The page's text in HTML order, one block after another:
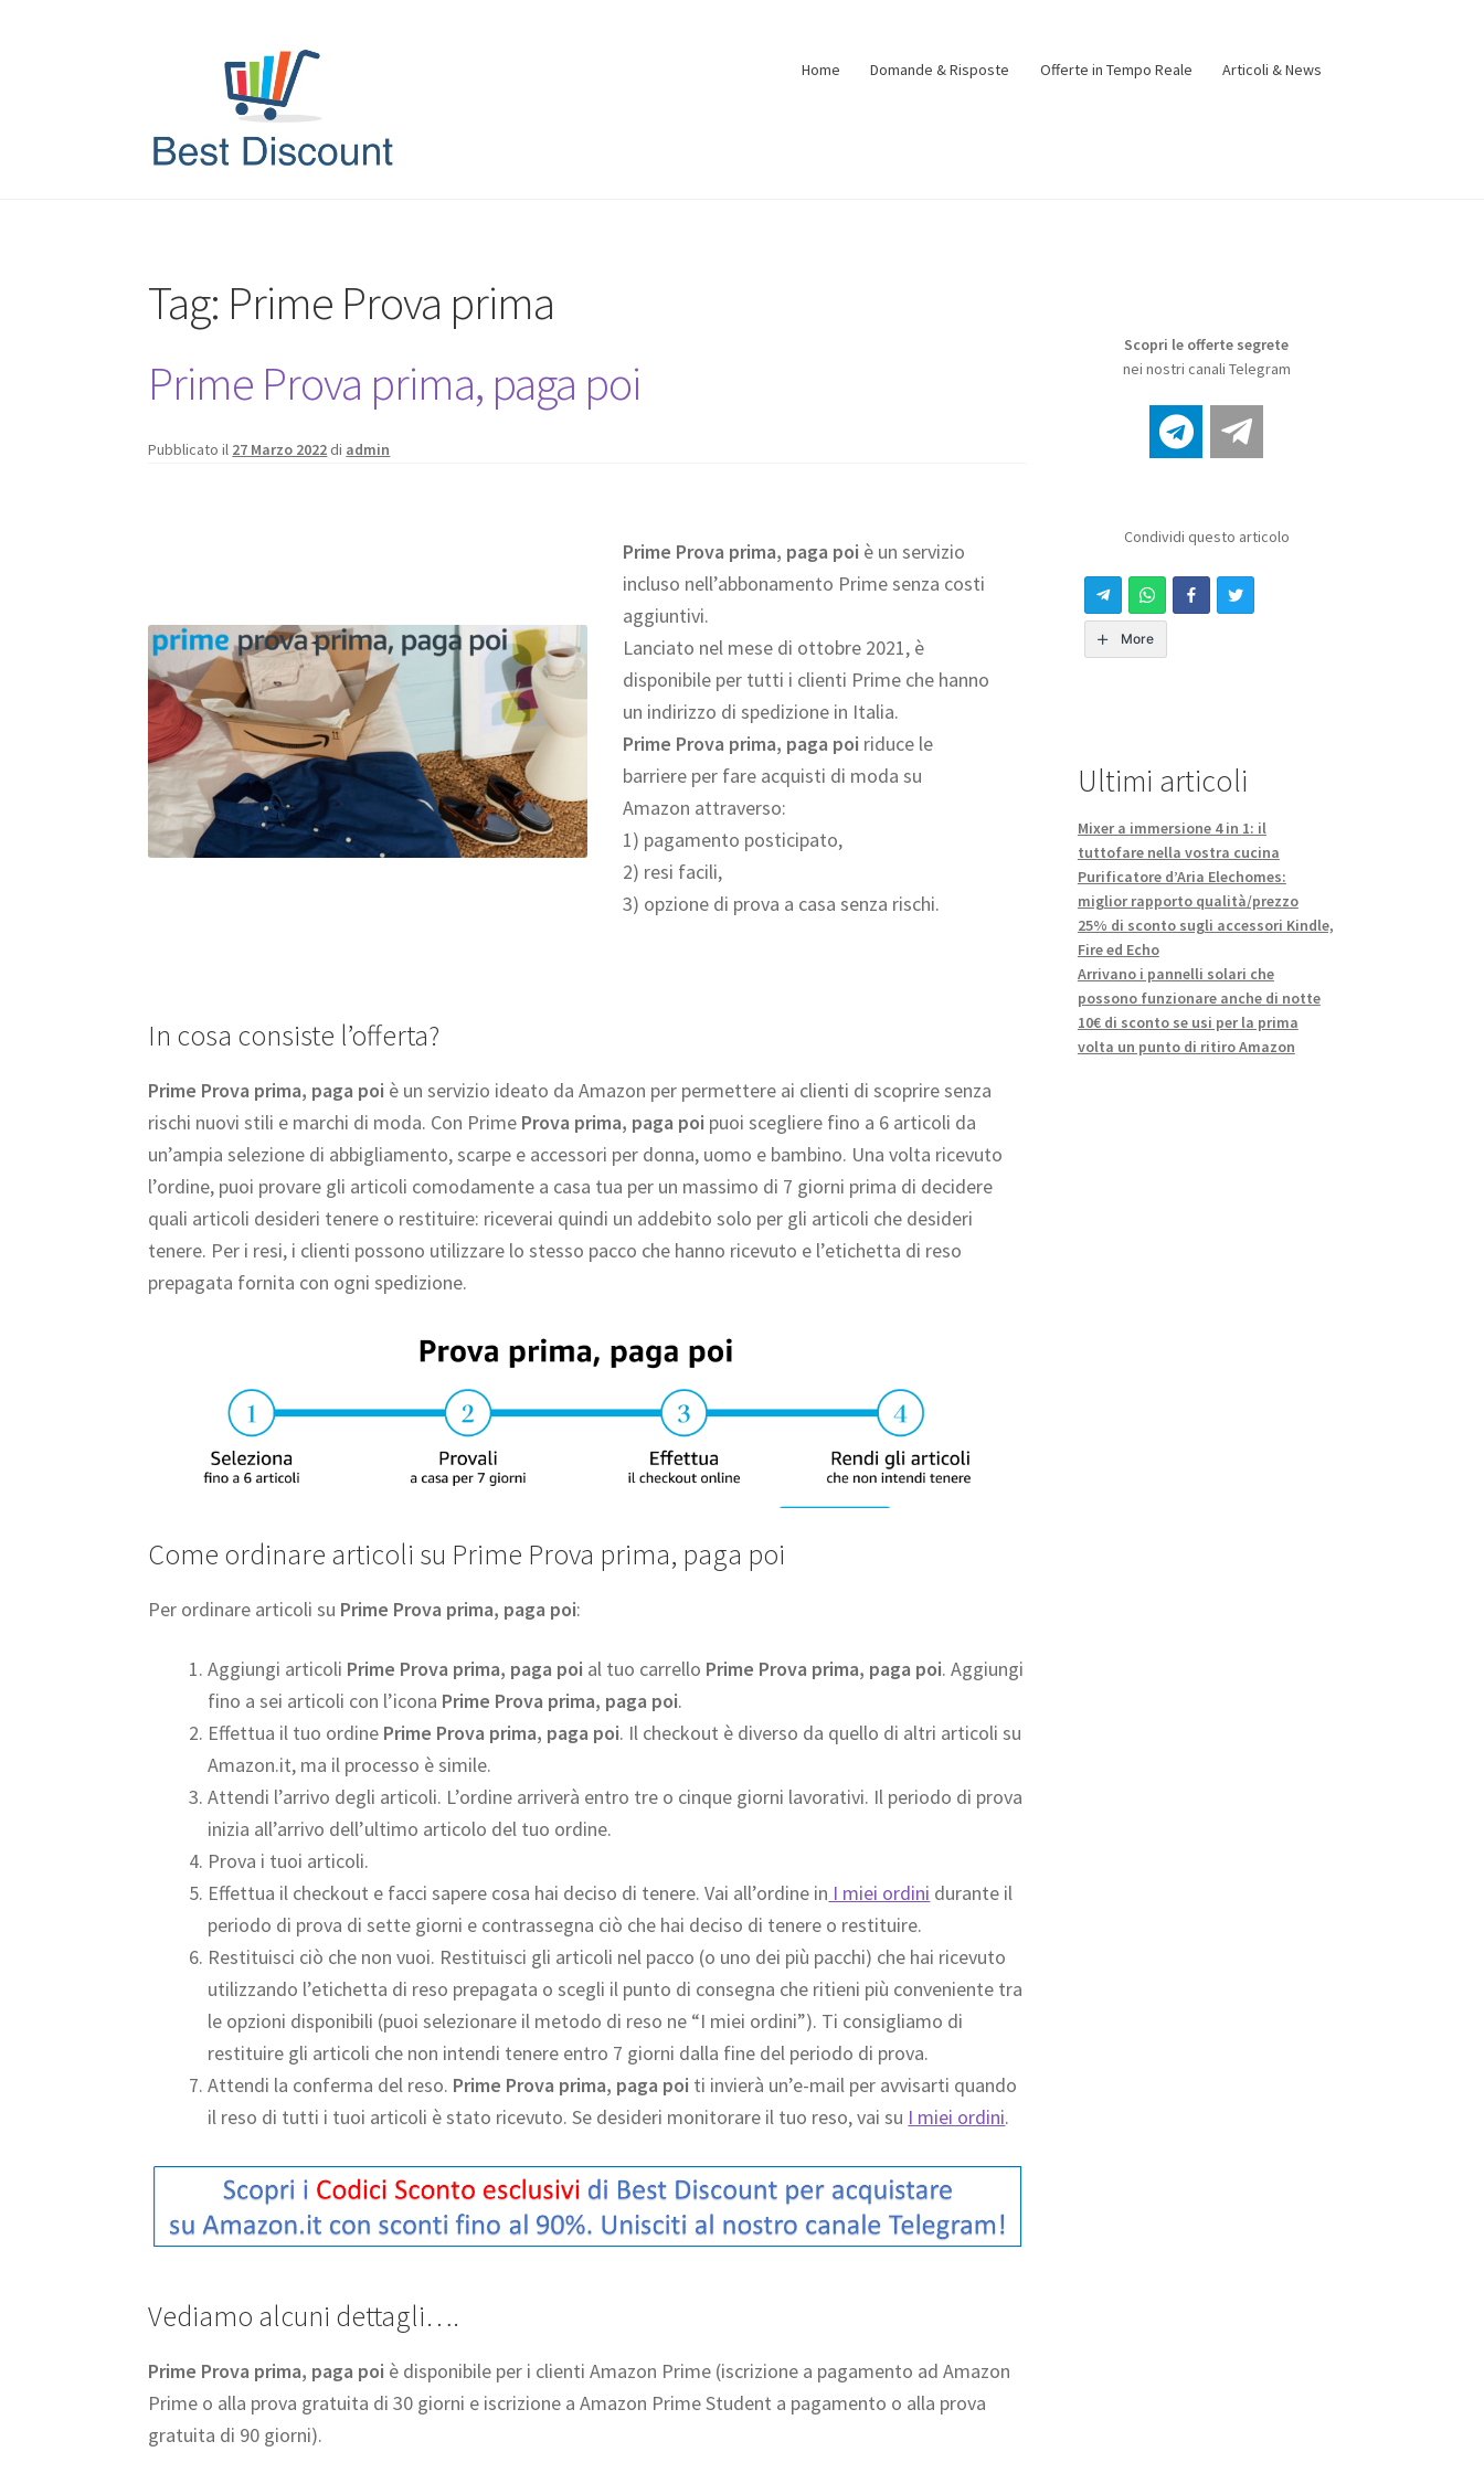
navigazione
Home Domande & Risposte Offerte in Tempo Reale Articoli & News
Tag: Prime Prova prima
Prime Prova prima, paga poi
Pubblicato il 27 Marzo 2022 di admin
Prime Prova prima, paga poi è un servizio
incluso nell’abbonamento Prime senza costi
aggiuntivi.
Lanciato nel mese di ottobre 2021, è
disponibile per tutti i clienti Prime che hanno
un indirizzo di spedizione in Italia.
Prime Prova prima, paga poi riduce le
barriere per fare acquisti di moda su
Amazon attraverso:
1) pagamento posticipato,
2) resi facili,
3) opzione di prova a casa senza rischi.
In cosa consiste l’offerta?
Prime Prova prima, paga poi è un servizio ideato da Amazon per permettere ai clienti di scoprire senza
rischi nuovi stili e marchi di moda. Con Prime Prova prima, paga poi puoi scegliere fino a 6 articoli da
un’ampia selezione di abbigliamento, scarpe e accessori per donna, uomo e bambino. Una volta ricevuto
l’ordine, puoi provare gli articoli comodamente a casa tua per un massimo di 7 giorni prima di decidere
quali articoli desideri tenere o restituire: riceverai quindi un addebito solo per gli articoli che desideri
tenere. Per i resi, i clienti possono utilizzare lo stesso pacco che hanno ricevuto e l’etichetta di reso
prepagata fornita con ogni spedizione.
Come ordinare articoli su Prime Prova prima, paga poi
Per ordinare articoli su Prime Prova prima, paga poi:
Aggiungi articoli Prime Prova prima, paga poi al tuo carrello Prime Prova prima, paga poi. Aggiungi
fino a sei articoli con l’icona Prime Prova prima, paga poi.
Effettua il tuo ordine Prime Prova prima, paga poi. Il checkout è diverso da quello di altri articoli su
Amazon.it, ma il processo è simile.
Attendi l’arrivo degli articoli. L’ordine arriverà entro tre o cinque giorni lavorativi. Il periodo di prova
inizia all’arrivo dell’ultimo articolo del tuo ordine.
Prova i tuoi articoli.
Effettua il checkout e facci sapere cosa hai deciso di tenere. Vai all’ordine in I miei ordini durante il
periodo di prova di sette giorni e contrassegna ciò che hai deciso di tenere o restituire.
Restituisci ciò che non vuoi. Restituisci gli articoli nel pacco (o uno dei più pacchi) che hai ricevuto
utilizzando l’etichetta di reso prepagata o scegli il punto di consegna che ritieni più conveniente tra
le opzioni disponibili (puoi selezionare il metodo di reso ne “I miei ordini”). Ti consigliamo di
restituire gli articoli che non intendi tenere entro 7 giorni dalla fine del periodo di prova.
Attendi la conferma del reso. Prime Prova prima, paga poi ti invierà un’e-mail per avvisarti quando
il reso di tutti i tuoi articoli è stato ricevuto. Se desideri monitorare il tuo reso, vai su I miei ordini.
Vediamo alcuni dettagli….
Prime Prova prima, paga poi è disponibile per i clienti Amazon Prime (iscrizione a pagamento ad Amazon
Prime o alla prova gratuita di 30 giorni e iscrizione a Amazon Prime Student a pagamento o alla prova
gratuita di 90 giorni).
Scopri le offerte segrete
nei nostri canali Telegram
Condividi questo articolo
More
Ultimi articoli
Mixer a immersione 4 in 1: il
tuttofare nella vostra cucina
Purificatore d’Aria Elechomes:
miglior rapporto qualità/prezzo
25% di sconto sugli accessori Kindle,
Fire ed Echo
Arrivano i pannelli solari che
possono funzionare anche di notte
10€ di sconto se usi per la prima
volta un punto di ritiro Amazon